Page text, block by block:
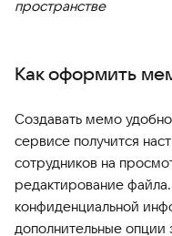
пространстве
Как оформить
Создавать мемо удобно
сервисе получится
сотрудников на
редактирование
конфиденциальной
дополнительные опции